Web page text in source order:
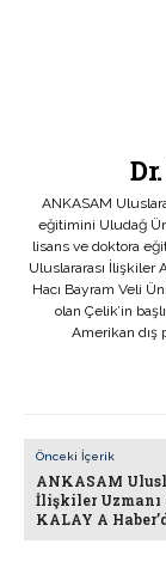
ANKASAM
eğitimini Uludağ
lisans ve doktora
Uluslararası İlişkiler
Hacı Bayram Veli
olan Çelik’in
Amerikan dış
Önceki İçerik
ANKASAM
İlişkiler Uzmanı
KALAY A